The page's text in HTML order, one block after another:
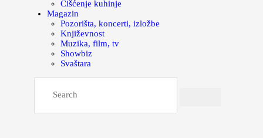
Čišćenje kuhinje
Magazin
Pozorišta, koncerti, izložbe
Književnost
Muzika, film, tv
Showbiz
Svaštara